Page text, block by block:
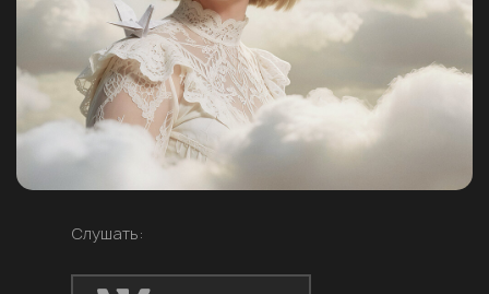
Слушать: